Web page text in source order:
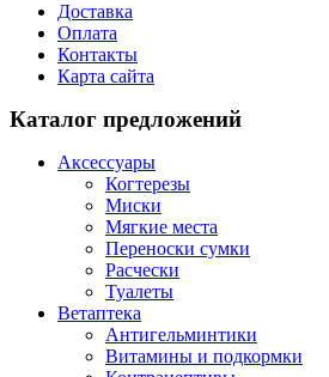
Доставка
Оплата
Контакты
Карта сайта
Каталог предложений
Аксессуары
Когтерезы
Миски
Мягкие места
Переноски сумки
Расчески
Туалеты
Ветаптека
Антигельминтики
Витамины и подкормки